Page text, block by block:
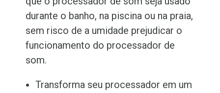
durante o banho, na piscina ou na praia,
sem risco de a umidade prejudicar o
funcionamento do processador de
som.
Transforma seu processador em um